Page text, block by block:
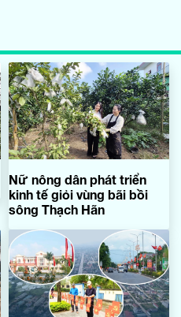
Nữ nông dân phát triển
kinh tế giỏi vùng bãi bồi
sông Thạch Hãn